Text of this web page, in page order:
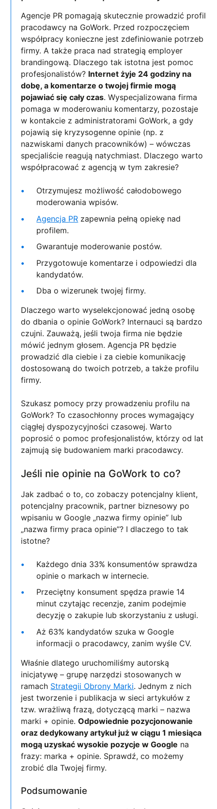
Agencje PR pomagają skutecznie prowadzić profil
pracodawcy na GoWork. Przed rozpoczęciem
współpracy konieczne jest zdefiniowanie potrzeb
firmy. A także praca nad strategią employer
brandingową. Dlaczego tak istotna jest pomoc
profesjonalistów? Internet żyje 24 godziny na
dobę, a komentarze o twojej firmie mogą
pojawiać się cały czas. Wyspecjalizowana firma
pomaga w moderowaniu komentarzy, pozostaje
w kontakcie z administratorami GoWork, a gdy
pojawią się kryzysogenne opinie (np. z
nazwiskami danych pracowników) – wówczas
specjaliście reagują natychmiast. Dlaczego warto
współpracować z agencją w tym zakresie?
Otrzymujesz możliwość całodobowego
moderowania wpisów.
Agencja PR zapewnia pełną opiekę nad
profilem.
Gwarantuje moderowanie postów.
Przygotowuje komentarze i odpowiedzi dla
kandydatów.
Dba o wizerunek twojej firmy.
Dlaczego warto wyselekcjonować jedną osobę
do dbania o opinie GoWork? Internauci są bardzo
czujni. Zauważą, jeśli twoja firma nie będzie
mówić jednym głosem. Agencja PR będzie
prowadzić dla ciebie i za ciebie komunikację
dostosowaną do twoich potrzeb, a także profilu
firmy.
Szukasz pomocy przy prowadzeniu profilu na
GoWork? To czasochłonny proces wymagający
ciągłej dyspozycyjności czasowej. Warto
poprosić o pomoc profesjonalistów, którzy od lat
zajmują się budowaniem marki pracodawcy.
Jeśli nie opinie na GoWork to co?
Jak zadbać o to, co zobaczy potencjalny klient,
potencjalny pracownik, partner biznesowy po
wpisaniu w Google „nazwa firmy opinie” lub
„nazwa firmy praca opinie”? I dlaczego to tak
istotne?
Każdego dnia 33% konsumentów sprawdza
opinie o markach w internecie.
Przeciętny konsument spędza prawie 14
minut czytając recenzje, zanim podejmie
decyzję o zakupie lub skorzystaniu z usługi.
Aż 63% kandydatów szuka w Google
informacji o pracodawcy, zanim wyśle CV.
Właśnie dlatego uruchomiliśmy autorską
inicjatywę – grupę narzędzi stosowanych w
ramach Strategii Obrony Marki. Jednym z nich
jest tworzenie i publikacja w sieci artykułów z
tzw. wrażliwą frazą, dotyczącą marki – nazwa
marki + opinie.Odpowiednie pozycjonowanie
oraz dedykowany artykuł już w ciągu 1 miesiąca
mogą uzyskać wysokie pozycje w Google na
frazy: marka + opinie. Sprawdź, co możemy
zrobić dla Twojej firmy.
Podsumowanie